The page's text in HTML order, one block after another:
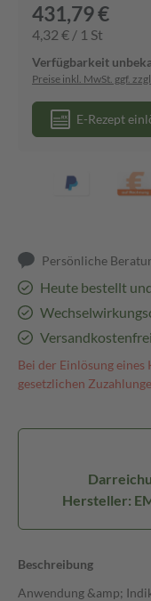
431,79 €
4,32 € / 1 St
Verfügbarkeit
Preise inkl. MwSt. ggf.
E-Rezept
Persönliche
Heute bestellt
Bei der Einlösung eines
gesetzlichen
Hersteller:
Beschreibung
Anwendung &amp;